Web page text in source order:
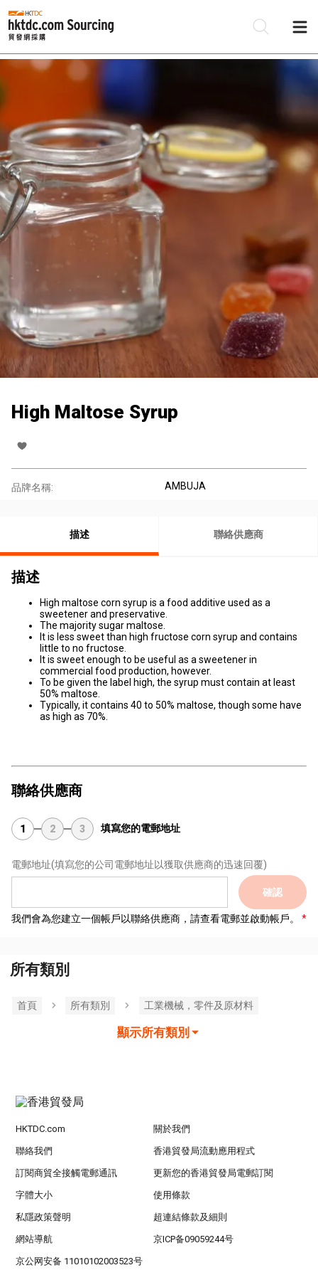
High Maltose Syrup
品牌名稱: AMBUJA
描述 聯絡供應商
描述
High maltose corn syrup is a food additive used as a
sweetener and preservative.
The majority sugar maltose.
It is less sweet than high fructose corn syrup and contains
little to no fructose.
It is sweet enough to be useful as a sweetener in
commercial food production, however.
To be given the label high, the syrup must contain at least
50% maltose.
Typically, it contains 40 to 50% maltose, though some have
as high as 70%.
聯絡供應商
1 2 3 填寫您的電郵地址
電郵地址(填寫您的公司電郵地址以獲取供應商的迅速回覆)
確認
我們會為您建立一個帳戶以聯絡供應商，請查看電郵並啟動帳戶。
所有類別
首頁 所有類別 工業機械，零件及原材料
顯示所有類別
HKTDC.com 關於我們
聯絡我們 香港貿發局流動應用程式
訂閱商貿全接觸電郵通訊 更新您的香港貿發局電郵訂閱
字體大小 使用條款
私隱政策聲明 超連結條款及細則
網站導航 京ICP备09059244号
京公网安备 11010102003523号